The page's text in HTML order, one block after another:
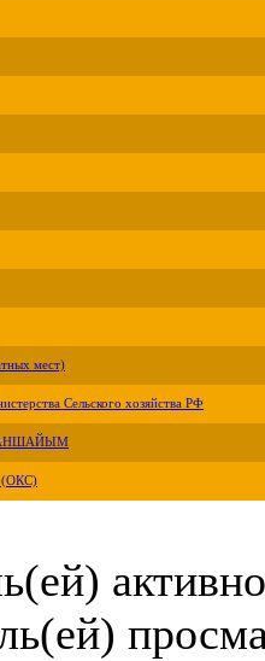
мест)
Сельского хозяйства РФ
активно